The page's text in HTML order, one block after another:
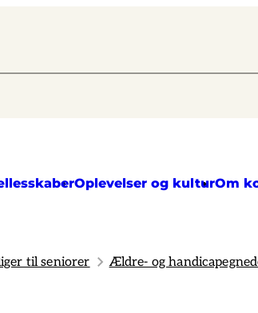
Oplevelser og kulturOm
til seniorer Ældre- og